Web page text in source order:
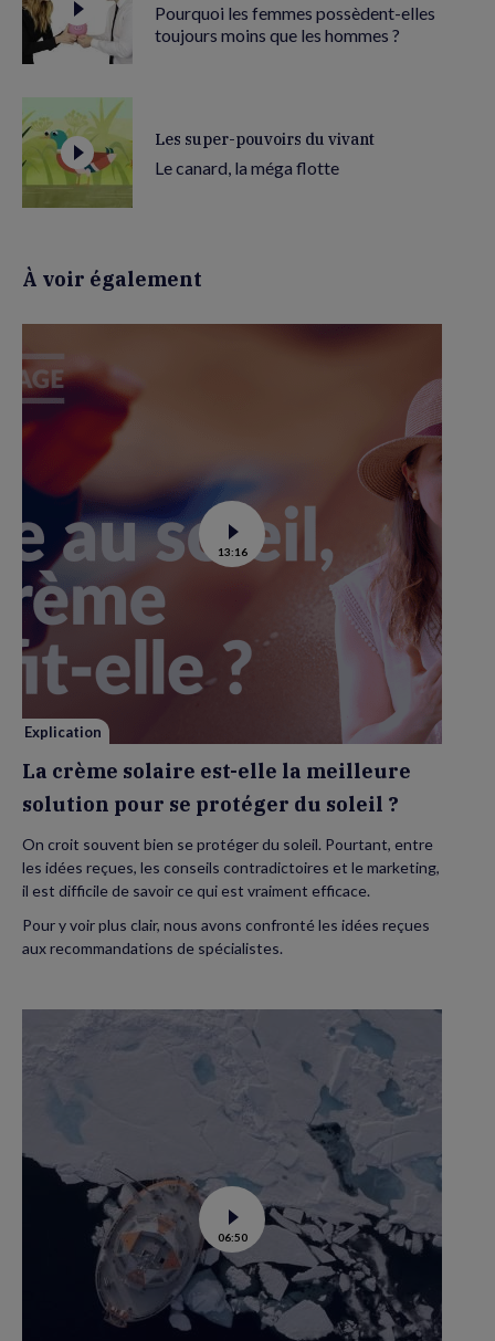
Pourquoi les femmes possèdent-elles
toujours moins que les hommes ?
Les super-pouvoirs du vivant
Le canard, la méga flotte
À voir également
Voir
la
vidéo
est-
elle
la
meilleure
solution
protéger
soleil
13:16
Explication
La crème solaire est-elle la meilleure
solution pour se protéger du soleil ?
On croit souvent bien se protéger du soleil. Pourtant, entre
les idées reçues, les conseils contradictoires et le marketing,
il est difficile de savoir ce qui est vraiment efficace.
Pour y voir plus clair, nous avons confronté les idées reçues
aux recommandations de spécialistes.
Voir
la
vidéo
de
Tara
Polar
station
:
06:50